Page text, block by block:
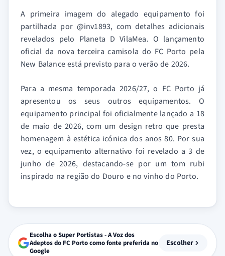
A primeira imagem do alegado equipamento foi
partilhada por @inv1893, com detalhes adicionais
revelados pelo Planeta D VilaMea. O lançamento
oficial da nova terceira camisola do FC Porto pela
New Balance está previsto para o verão de 2026.
Para a mesma temporada 2026/27, o FC Porto já
apresentou os seus outros equipamentos. O
equipamento principal foi oficialmente lançado a 18
de maio de 2026, com um design retro que presta
homenagem à estética icónica dos anos 80. Por sua
vez, o equipamento alternativo foi revelado a 3 de
junho de 2026, destacando-se por um tom rubi
inspirado na região do Douro e no vinho do Porto.
Escolha o Super Portistas - A Voz dos
Adeptos do FC Porto como fonte preferida no
Google
Escolher